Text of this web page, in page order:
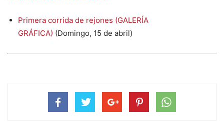
Primera corrida de rejones (GALERÍA
GRÁFICA) (Domingo, 15 de abril)